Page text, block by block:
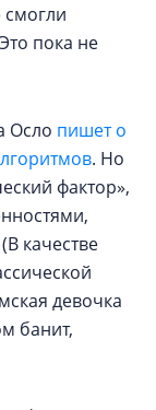
смогли
пока не
Осло пишет о
. Но
фактор»,
качестве
девочка
банит,